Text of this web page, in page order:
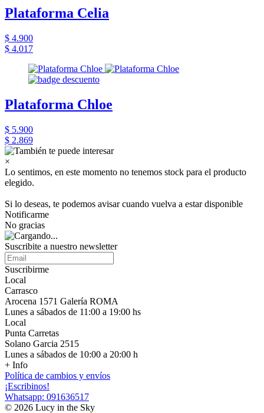
Plataforma Celia
$ 4.900
$ 4.017
Plataforma Chloe
$ 5.900
$ 2.869
×
Lo sentimos, en este momento no tenemos stock para el producto
elegido.
Si lo deseas, te podemos avisar cuando vuelva a estar disponible
Notificarme
No gracias
Suscribite a nuestro newsletter
Suscribirme
Local
Carrasco
Arocena 1571 Galería ROMA
Lunes a sábados de 11:00 a 19:00 hs
Local
Punta Carretas
Solano Garcia 2515
Lunes a sábados de 10:00 a 20:00 h
+ Info
Política de cambios y envíos
¡Escribinos!
Whatsapp: 091636517
© 2026 Lucy in the Sky